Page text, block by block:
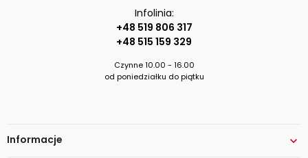
Infolinia:
+48 519 806 317
+48 515 159 329
Czynne 10.00 - 16.00
od poniedziałku do piątku
Informacje 